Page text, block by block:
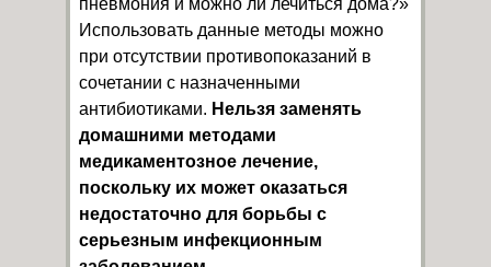
пневмония и можно ли лечиться дома?»
Использовать данные методы можно
при отсутствии противопоказаний в
сочетании с назначенными
антибиотиками. Нельзя заменять
домашними методами
медикаментозное лечение,
поскольку их может оказаться
недостаточно для борьбы с
серьезным инфекционным